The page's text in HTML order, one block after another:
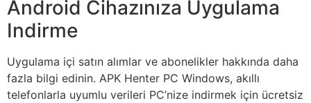
Android Cihazınıza Uygulama
Indirme
Uygulama içi satın alımlar ve abonelikler hakkında daha
fazla bilgi edinin. APK Henter PC Windows, akıllı
telefonlarla uyumlu verileri PC’nize indirmek için ücretsiz